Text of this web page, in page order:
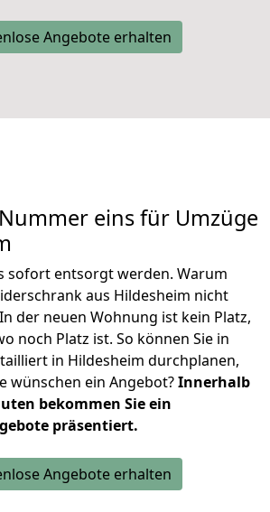
Angebote erhalten
eins für Umzüge
sofort entsorgt werden. Warum
aus Hildesheim nicht
der neuen Wohnung ist kein Platz,
noch Platz ist. So können Sie in
in Hildesheim durchplanen,
wünschen ein Angebot?Innerhalb
bekommen Sie ein
präsentiert.
Angebote erhalten